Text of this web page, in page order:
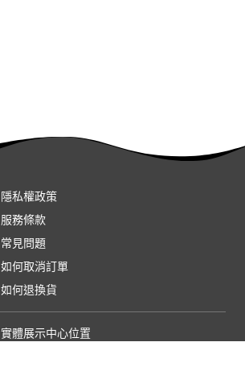
隱私權政策
服務條款
常見問題
如何取消訂單
如何退換貨
實體展示中心位置